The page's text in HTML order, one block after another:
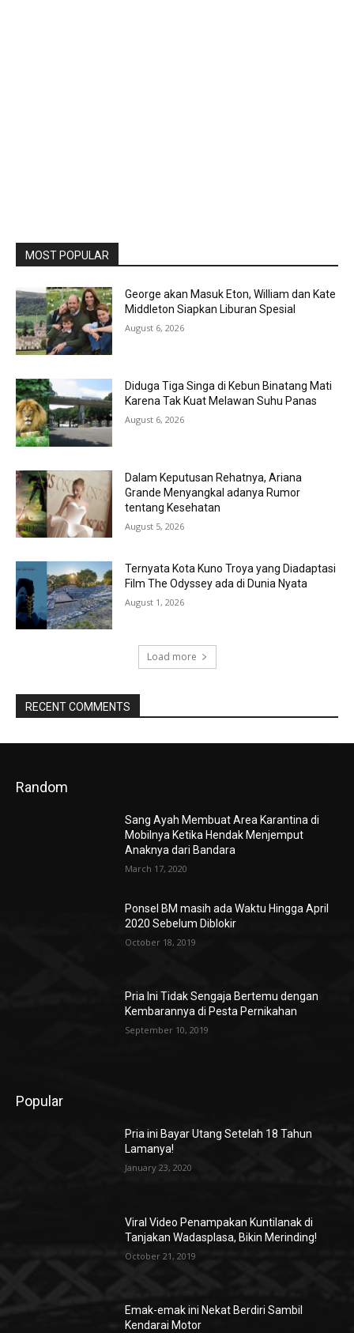
MOST POPULAR
George akan Masuk Eton, William dan Kate
Middleton Siapkan Liburan Spesial
August 6, 2026
Diduga Tiga Singa di Kebun Binatang Mati
Karena Tak Kuat Melawan Suhu Panas
August 6, 2026
Dalam Keputusan Rehatnya, Ariana
Grande Menyangkal adanya Rumor
tentang Kesehatan
August 5, 2026
Ternyata Kota Kuno Troya yang Diadaptasi
Film The Odyssey ada di Dunia Nyata
August 1, 2026
Load more
RECENT COMMENTS
Random
Sang Ayah Membuat Area Karantina di
Mobilnya Ketika Hendak Menjemput
Anaknya dari Bandara
March 17, 2020
Ponsel BM masih ada Waktu Hingga April
2020 Sebelum Diblokir
October 18, 2019
Pria Ini Tidak Sengaja Bertemu dengan
Kembarannya di Pesta Pernikahan
September 10, 2019
Popular
Pria ini Bayar Utang Setelah 18 Tahun
Lamanya!
January 23, 2020
Viral Video Penampakan Kuntilanak di
Tanjakan Wadasplasa, Bikin Merinding!
October 21, 2019
Emak-emak ini Nekat Berdiri Sambil
Kendarai Motor